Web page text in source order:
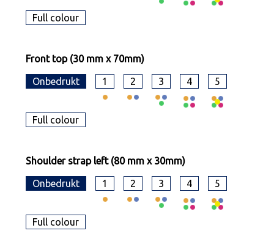
Full colour
Front top (30 mm x 70mm)
Onbedrukt 1 2 3 4 5
Full colour
Shoulder strap left (80 mm x 30mm)
Onbedrukt 1 2 3 4 5
Full colour